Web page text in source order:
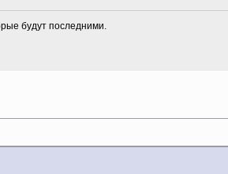
будут последними.